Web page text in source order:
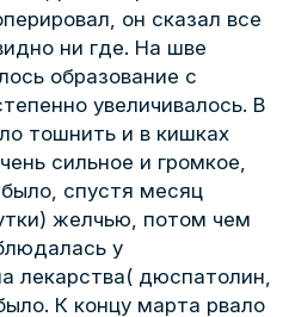
он сказал все
ни где. На шве
образование с
увеличивалось. В
тошнить и в кишках
сильное и громкое,
спустя месяц
желчью, потом чем
у
лекарства( дюспатолин,
К концу марта рвало